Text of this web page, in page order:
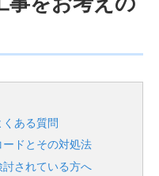
ある質問
ドとその対処法
されている方へ